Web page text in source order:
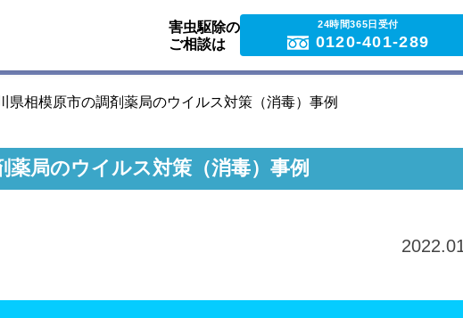
害虫駆除の
ご相談は
24時間365日受付
0120-401-289
県相模原市の調剤薬局のウイルス対策（消毒）事例
薬局のウイルス対策（消毒）事例